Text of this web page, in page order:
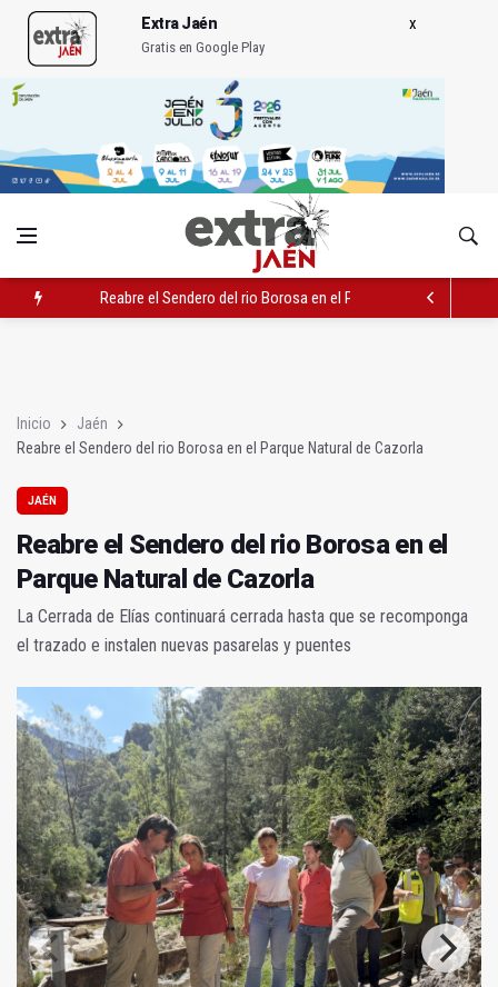
Extra Jaén
Gratis en Google Play
Reabre el Sendero del rio Borosa en el Parque Natural de
Inicio
Jaén
Reabre el Sendero del rio Borosa en el Parque Natural de Cazorla
JAÉN
Reabre el Sendero del rio Borosa en el
Parque Natural de Cazorla
La Cerrada de Elías continuará cerrada hasta que se recomponga
el trazado e instalen nuevas pasarelas y puentes